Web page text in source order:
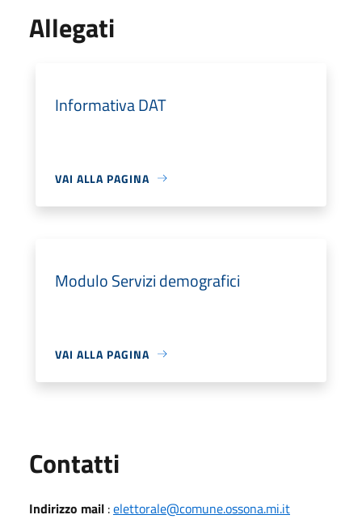
Allegati
Informativa DAT
VAI ALLA PAGINA
Modulo Servizi demografici
VAI ALLA PAGINA
Contatti
Indirizzo mail :elettorale@comune.ossona.mi.it